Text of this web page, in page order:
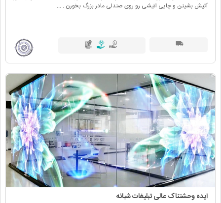
آتیش بشینن و چایی اتیشی رو روی صندلی مادر بزرگ بخورن . ...
ایده وحشتناک عالی تبلیغات شبانه